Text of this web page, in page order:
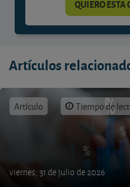
QUIERO ESTA
Artículos
Artículo Tiempo de
viernes, 31 de julio de 2026